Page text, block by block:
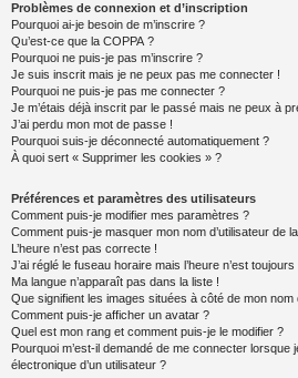
Problèmes de connexion et d’inscription
Pourquoi ai-je besoin de m’inscrire ?
Qu’est-ce que la COPPA ?
Pourquoi ne puis-je pas m’inscrire ?
Je suis inscrit mais je ne peux pas me connecter !
Pourquoi ne puis-je pas me connecter ?
Je m’étais déjà inscrit par le passé mais ne peux à
J’ai perdu mon mot de passe !
Pourquoi suis-je déconnecté automatiquement ?
À quoi sert « Supprimer les cookies » ?
Préférences et paramètres des utilisateurs
Comment puis-je modifier mes paramètres ?
Comment puis-je masquer mon nom d’utilisateur de
L’heure n’est pas correcte !
J’ai réglé le fuseau horaire mais l’heure n’est
Ma langue n’apparaît pas dans la liste !
Que signifient les images situées à côté de mon nom
Comment puis-je afficher un avatar ?
Quel est mon rang et comment puis-je le modifier ?
Pourquoi m’est-il demandé de me connecter lorsque
électronique d’un utilisateur ?